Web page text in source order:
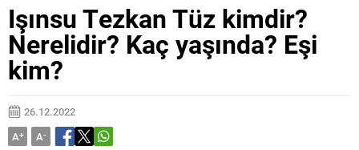
Işınsu Tezkan Tüz kimdir?
Nerelidir? Kaç yaşında? Eşi
kim?
26.12.2022
A+ A-